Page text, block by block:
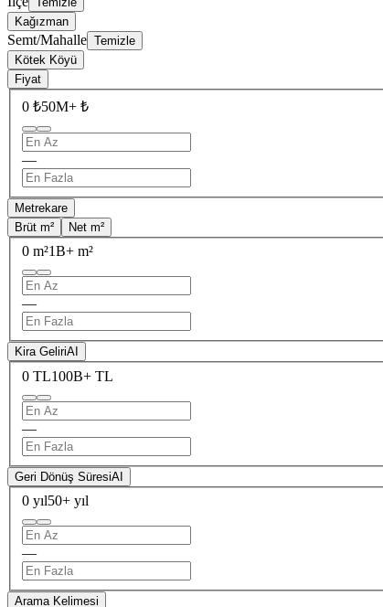
Kağızman
Semt/Mahalle Temizle
Kötek Köyü
Fiyat
0 ₺50M+ ₺
—
Metrekare
Brüt m²
Net m²
0 m²1B+ m²
—
Kira GeliriAI
0 TL100B+ TL
—
Geri Dönüş SüresiAI
0 yıl50+ yıl
—
Arama Kelimesi